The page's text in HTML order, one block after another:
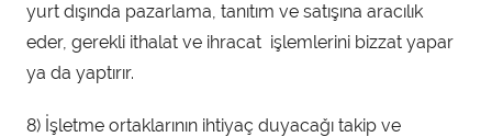
yurt dışında pazarlama, tanıtım ve satışına aracılık
eder, gerekli ithalat ve ihracat işlemlerini bizzat yapar
ya da yaptırır.
8) İşletme ortaklarının ihtiyaç duyacağı takip ve